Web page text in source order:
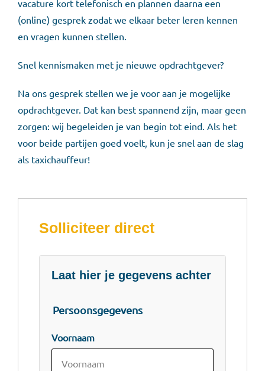
vacature kort telefonisch en plannen daarna een
(online) gesprek zodat we elkaar beter leren kennen
en vragen kunnen stellen.
Snel kennismaken met je nieuwe opdrachtgever?
Na ons gesprek stellen we je voor aan je mogelijke
opdrachtgever. Dat kan best spannend zijn, maar geen
zorgen: wij begeleiden je van begin tot eind. Als het
voor beide partijen goed voelt, kun je snel aan de slag
als taxichauffeur!
Solliciteer direct
Laat hier je gegevens achter
Persoonsgegevens
Voornaam